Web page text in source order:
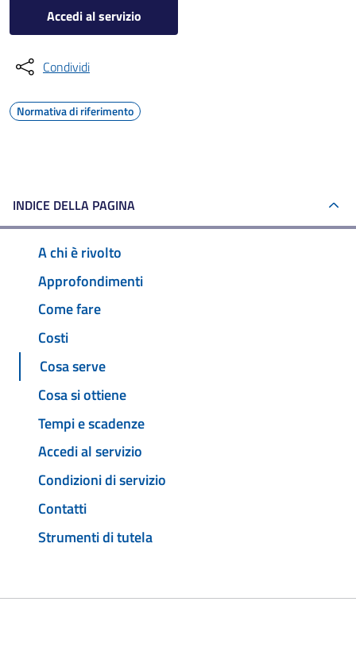
Accedi al servizio
Condividi
Normativa di riferimento
INDICE DELLA PAGINA
A chi è rivolto
Approfondimenti
Come fare
Costi
Cosa serve
Cosa si ottiene
Tempi e scadenze
Accedi al servizio
Condizioni di servizio
Contatti
Strumenti di tutela